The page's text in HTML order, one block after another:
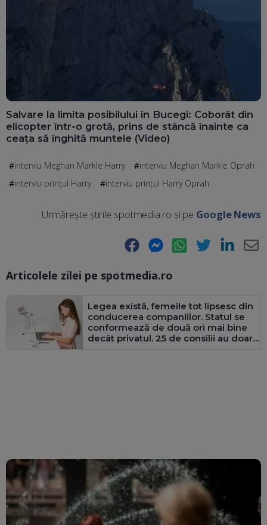
Salvare la limita posibilului în Bucegi: Coborât din
elicopter într-o grotă, prins de stâncă înainte ca
ceața să înghită muntele (Video)
interviu Meghan Markle Harry
interviu Meghan Markle Oprah
interviu prințul Harry
interviu prințul Harry Oprah
Urmărește știrile spotmedia.ro și pe Google News
Facebook Messenger WhatsApp Twitter LinkedIn
Articolele zilei pe spotmedia.ro
Legea există, femeile tot lipsesc din
conducerea companiilor. Statul se
conformează de două ori mai bine
decât privatul. 25 de consilii au doar